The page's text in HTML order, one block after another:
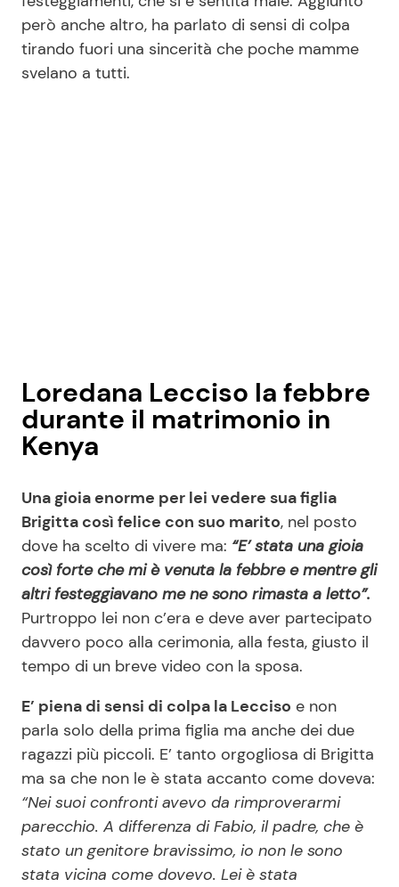
Pubblicità
Privacy Policy
però anche altro, ha parlato di sensi di colpa
tirando fuori una sincerità che poche mamme
svelano a tutti.
Loredana Lecciso la febbre
durante il matrimonio in
Kenya
Una gioia enorme per lei vedere sua figlia
Brigitta così felice con suo marito, nel posto
dove ha scelto di vivere ma: “E’ stata una gioia
così forte che mi è venuta la febbre e mentre gli
altri festeggiavano me ne sono rimasta a letto”.
Purtroppo lei non c’era e deve aver partecipato
davvero poco alla cerimonia, alla festa, giusto il
tempo di un breve video con la sposa.
E’ piena di sensi di colpa la Lecciso e non
parla solo della prima figlia ma anche dei due
ragazzi più piccoli. E’ tanto orgogliosa di Brigitta
ma sa che non le è stata accanto come doveva:
“Nei suoi confronti avevo da rimproverarmi
parecchio. A differenza di Fabio, il padre, che è
stato un genitore bravissimo, io non le sono
stata vicina come dovevo. Lei è stata